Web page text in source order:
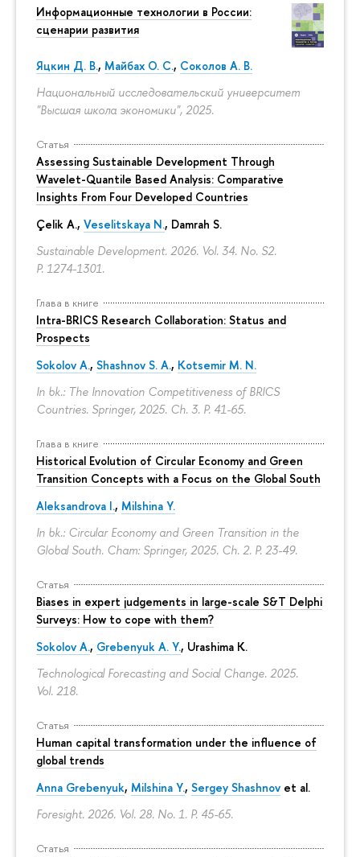
Информационные технологии в России:
сценарии развития
Яцкин Д. В., Майбах О. С., Соколов А. В.
Национальный исследовательский университет
"Высшая школа экономики", 2025.
Статья
Assessing Sustainable Development Through
Wavelet-Quantile Based Analysis: Comparative
Insights From Four Developed Countries
Çelik A., Veselitskaya N., Damrah S.
Sustainable Development. 2026. Vol. 34. No. S2.
P. 1274-1301.
Глава в книге
Intra-BRICS Research Collaboration: Status and
Prospects
Sokolov A., Shashnov S. A., Kotsemir M. N.
In bk.: The Innovation Competitiveness of BRICS
Countries. Springer, 2025. Ch. 3. P. 41-65.
Глава в книге
Historical Evolution of Circular Economy and Green
Transition Concepts with a Focus on the Global South
Aleksandrova I., Milshina Y.
In bk.: Circular Economy and Green Transition in the
Global South. Cham: Springer, 2025. Ch. 2. P. 23-49.
Статья
Biases in expert judgements in large-scale S&T Delphi
Surveys: How to cope with them?
Sokolov A., Grebenyuk A. Y., Urashima K.
Technological Forecasting and Social Change. 2025.
Vol. 218.
Статья
Human capital transformation under the influence of
global trends
Anna Grebenyuk, Milshina Y., Sergey Shashnov et al.
Foresight. 2026. Vol. 28. No. 1. P. 45-65.
Статья